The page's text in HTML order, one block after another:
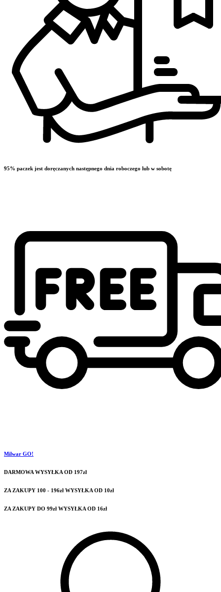
95% paczek jest doręczanych następnego dnia roboczego lub w sobotę
Milwar GO!
DARMOWA WYSYŁKA OD 197zł
ZA ZAKUPY 100 - 196zł WYSYŁKA OD 10zł
ZA ZAKUPY DO 99zł WYSYŁKA OD 16zł